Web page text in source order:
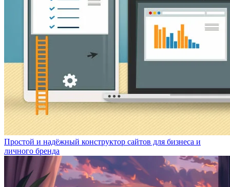
Простой и надёжный конструктор сайтов для бизнеса и
личного бренда